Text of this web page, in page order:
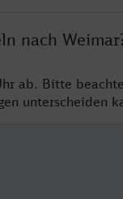
nach
ab. Bitte
unterscheiden